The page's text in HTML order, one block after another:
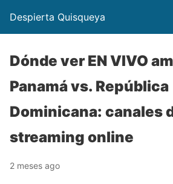
Despierta Quisqueya
Dónde ver EN VIVO
Panamá vs. República
Dominicana: canales
streaming online
2 meses ago